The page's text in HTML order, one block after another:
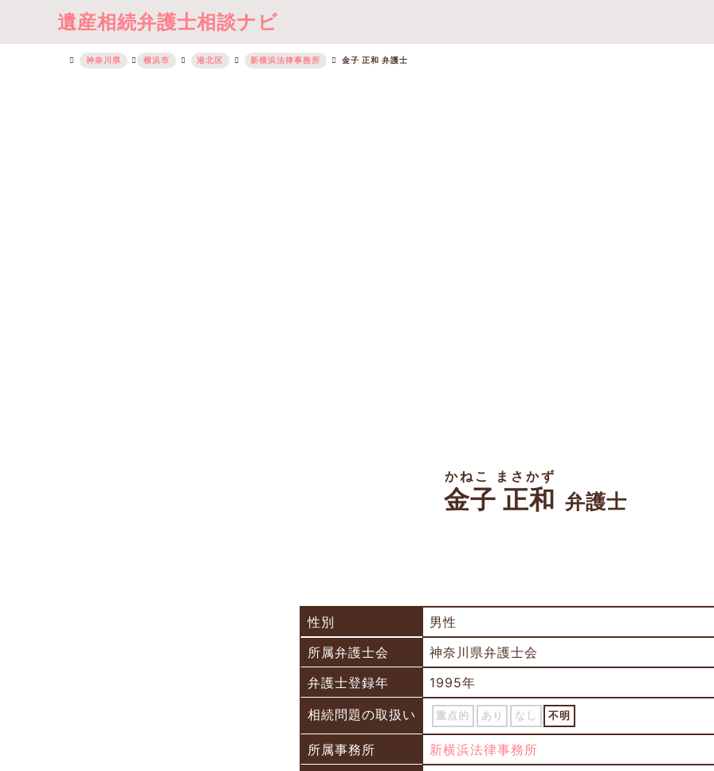
遺産相続弁護士相談ナビ
神奈川県 横浜市 港北区 新横浜法律事務所 金子 正和 弁護士
金子 正和
かねこ まさかず
弁護士
性別
男性
所属弁護士会
神奈川県弁護士会
弁護士登録年
1995年
相続問題の取扱い
重点的 あり なし 不明
所属事務所
新横浜法律事務所